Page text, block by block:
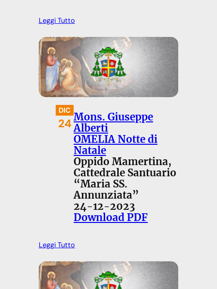
Leggi Tutto
DIC
24Mons. Giuseppe
Alberti
OMELIA Notte di
Natale
Oppido Mamertina,
Cattedrale Santuario
“Maria SS.
Annunziata”
24-12-2023
Download PDF
Leggi Tutto